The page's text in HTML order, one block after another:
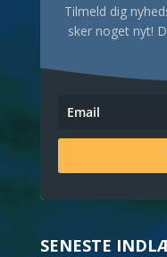
Tilmeld dig
sker noget nyt!
SENESTE